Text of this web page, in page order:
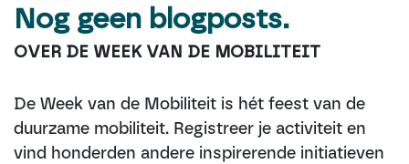
Nog geen blogposts.
OVER DE WEEK VAN DE MOBILITEIT
De Week van de Mobiliteit is hét feest van de
duurzame mobiliteit. Registreer je activiteit en
vind honderden andere inspirerende initiatieven